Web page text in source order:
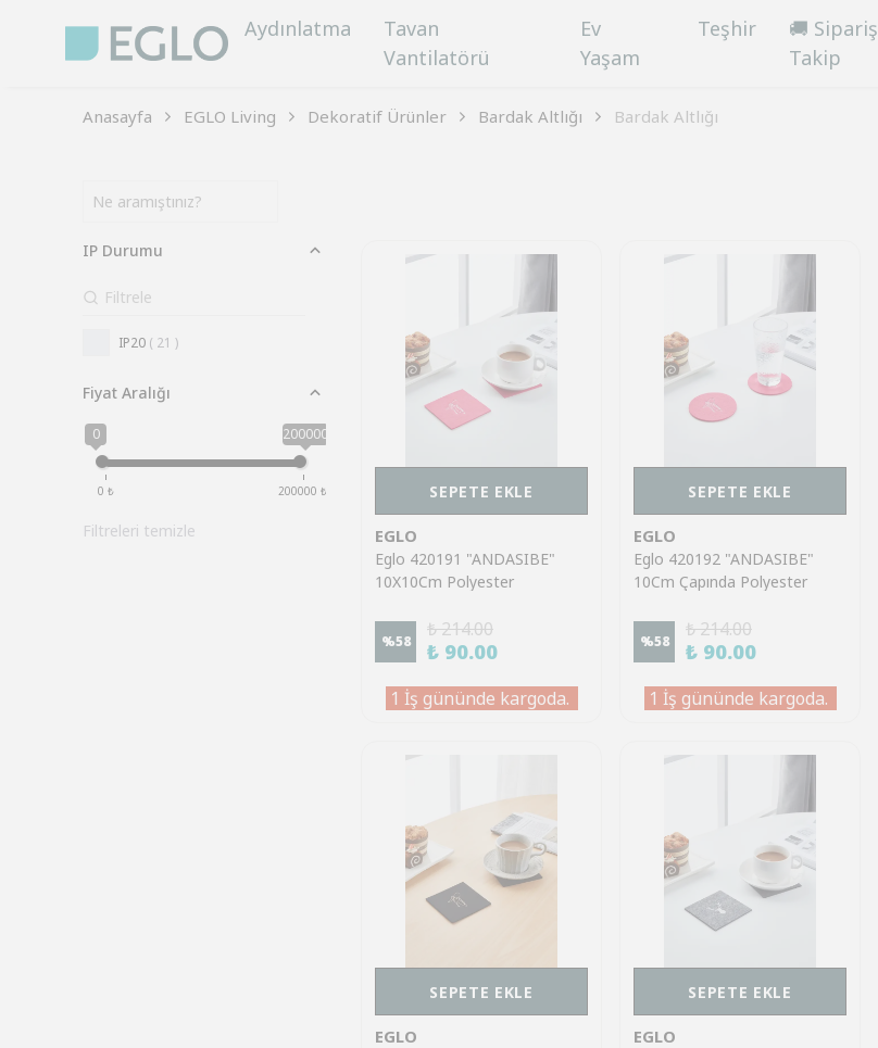
Aydınlatma
Tavan
Vantilatörü
Ev
Yaşam
Teşhir
🚚 Sipariş
Takip
Anasayfa EGLO Living Dekoratif Ürünler Bardak Altlığı Bardak Altlığı
IP Durumu
IP20 ( 21 )
Fiyat Aralığı
0 200000
0 ₺ 200000 ₺
Filtreleri temizle
SEPETE EKLE
EGLO
Eglo 420191 "ANDASIBE"
10X10Cm Polyester
Altlık
%58
₺ 214.00
₺ 90.00
1 İş gününde kargoda.
SEPETE EKLE
EGLO
Eglo 420192 "ANDASIBE"
10Cm Çapında Polyester
Altlık
%58
₺ 214.00
₺ 90.00
1 İş gününde kargoda.
SEPETE EKLE
EGLO
SEPETE EKLE
EGLO